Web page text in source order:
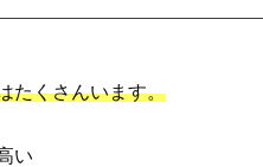
たくさんいます。
い